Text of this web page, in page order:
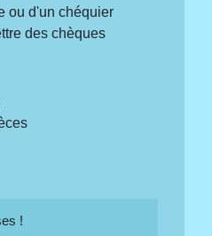
ou d'un chéquier
des chèques
!